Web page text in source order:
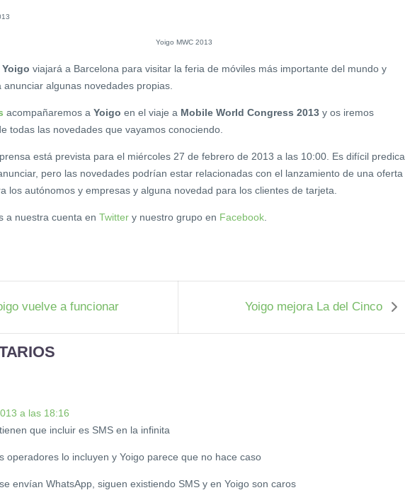
Yoigo viajará a Barcelona para visitar la feria de móviles más importante del mundo y
anunciar algunas novedades propias.
acompañaremos a Yoigo en el viaje a Mobile World Congress 2013 y os iremos
todas las novedades que vayamos conociendo.
está prevista para el miércoles 27 de febrero de 2013 a las 10:00. Es difícil
pero las novedades podrían estar relacionadas con el lanzamiento de una oferta
los autónomos y empresas y alguna novedad para los clientes de tarjeta.
a nuestra cuenta en Twitter y nuestro grupo en Facebook
vuelve a funcionar Yoigo mejora La del Cinco
a las 18:16
que incluir es SMS en la infinita
operadores lo incluyen y Yoigo parece que no hace caso
envían WhatsApp, siguen existiendo SMS y en Yoigo son caros